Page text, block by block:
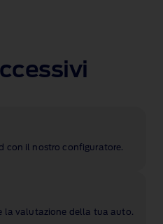
con il nostro configuratore.
la valutazione della tua auto.